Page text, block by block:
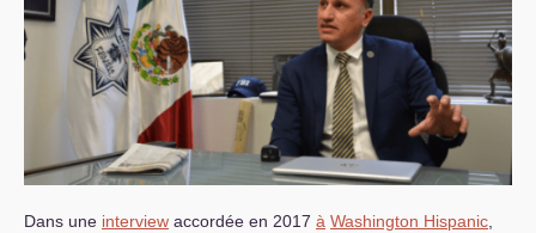
Dans une interview accordée en 2017 à Washington Hispanic